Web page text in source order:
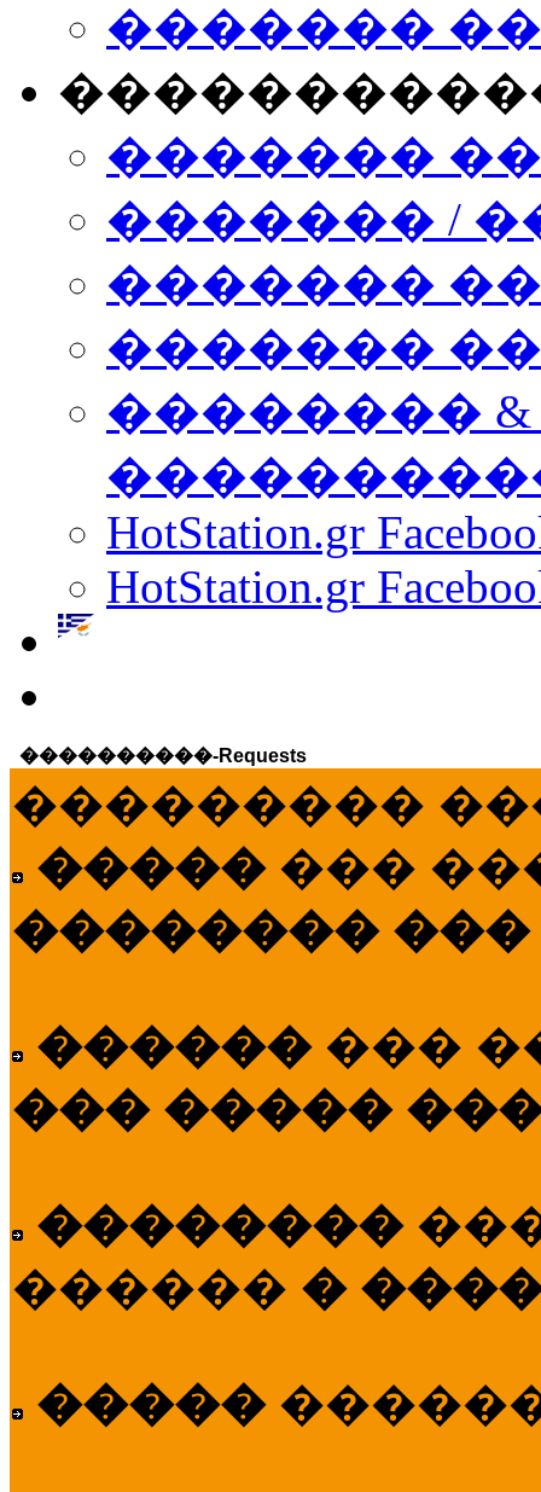
�������
�������
������� /
�������
������� ���
��������
HotStation.gr
HotStation.gr
����������-Requests
���������
����� ���
��������
������ ���
��� �����
��������
������ �
�����